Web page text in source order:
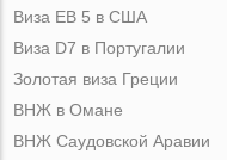
Виза ЕВ 5 в США
Виза D7 в Португалии
Золотая виза Греции
ВНЖ в Омане
ВНЖ Саудовской Аравии